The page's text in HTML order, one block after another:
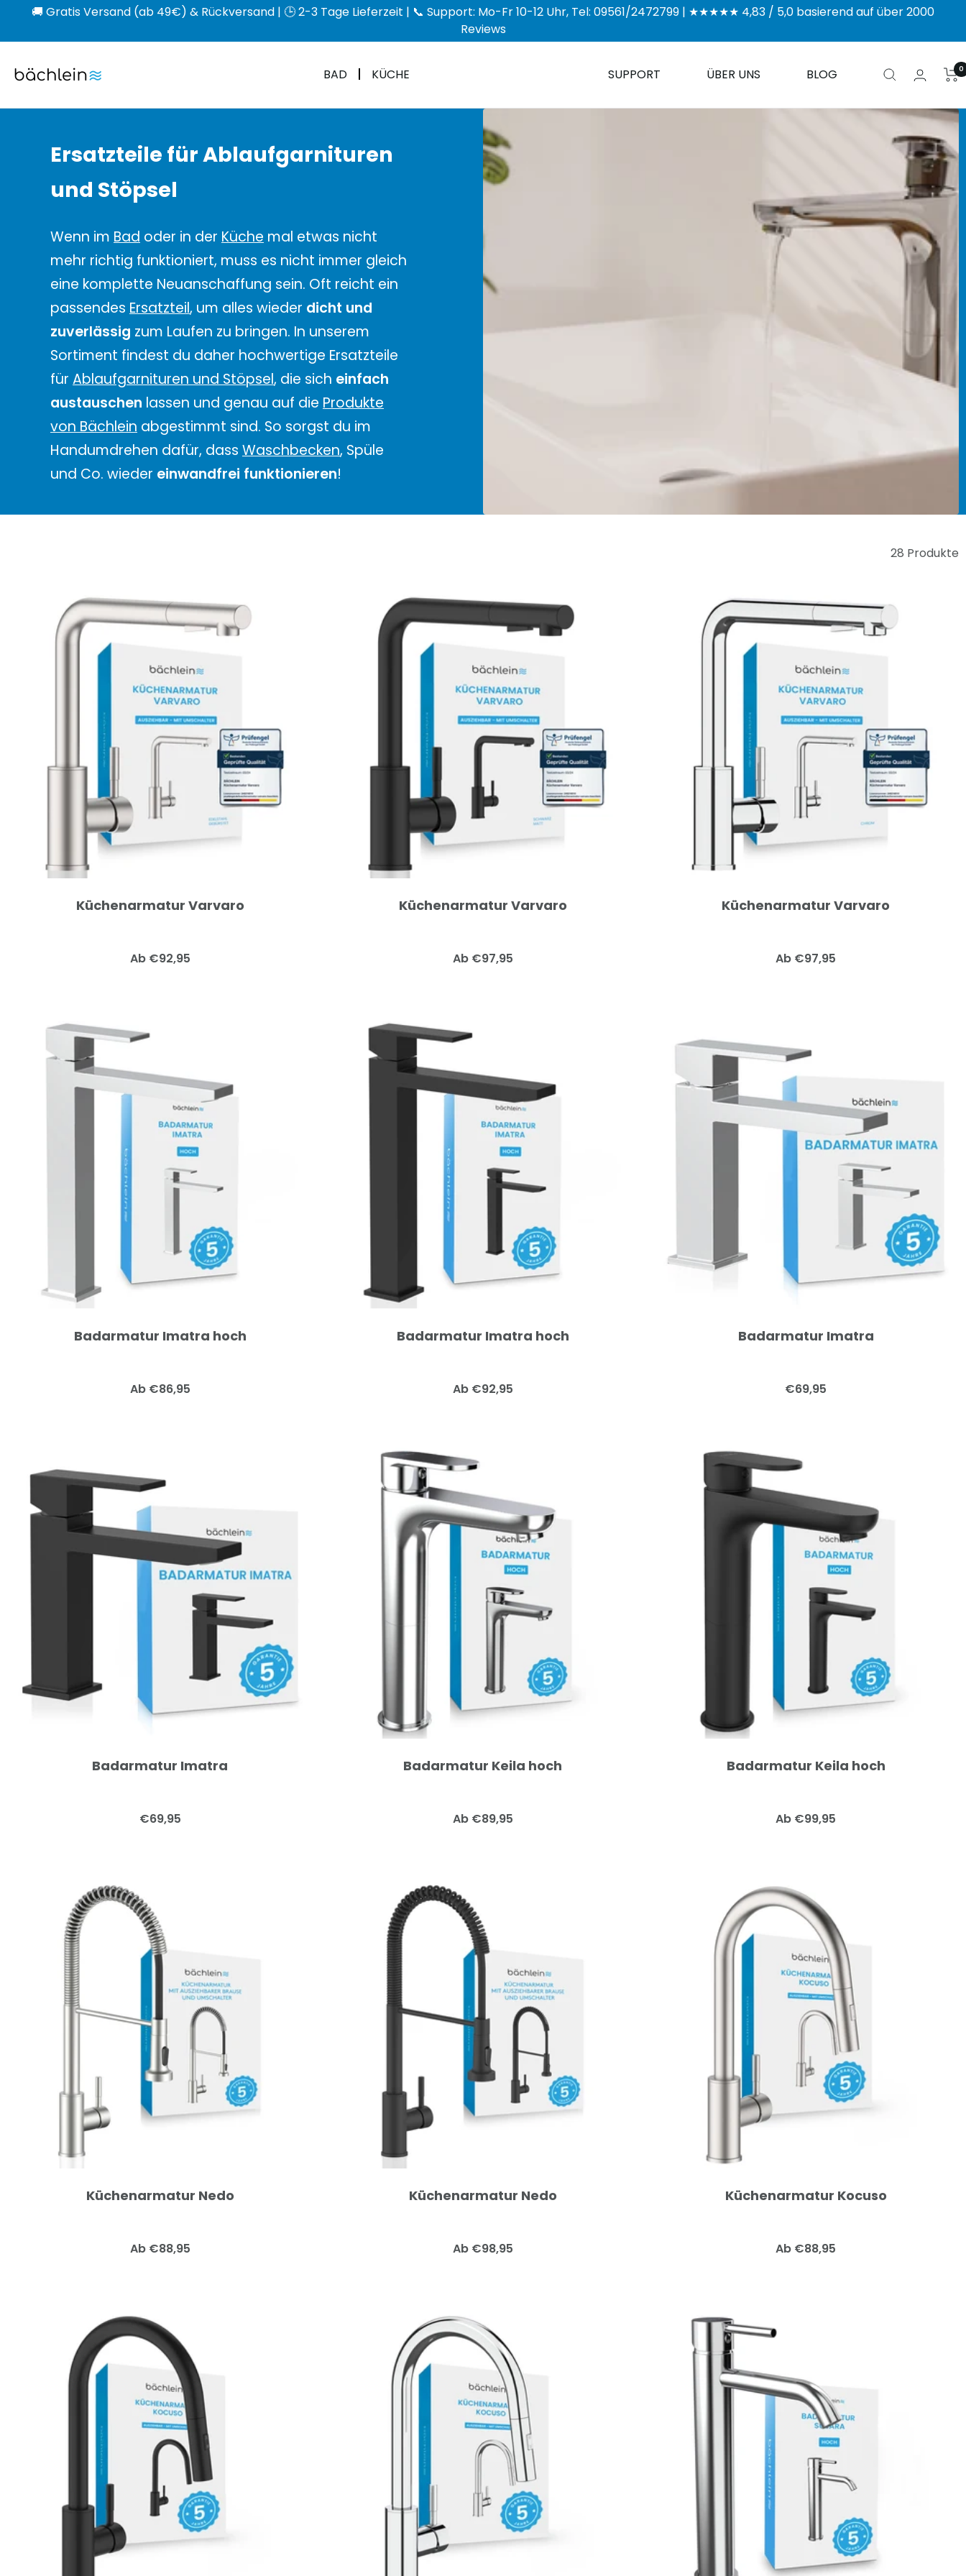
🚚 Gratis Versand (ab 49€) & Rückversand | 🕒 2-3 Tage Lieferzeit | 📞 Support: Mo-Fr 10-12 Uhr, Tel: 09561/2472799 | ★★★★★ 4,83 / 5,0 basierend auf über 2000
Reviews
zum
BAD KÜCHE SUPPORT ÜBER UNS BLOG
Bächlein 0
Ersatzteile für Ablaufgarnituren
und Stöpsel
Wenn im Bad oder in der Küche mal etwas nicht
mehr richtig funktioniert, muss es nicht immer gleich
eine komplette Neuanschaffung sein. Oft reicht ein
passendes Ersatzteil, um alles wieder dicht und
zuverlässig zum Laufen zu bringen. In unserem
Sortiment findest du daher hochwertige Ersatzteile
für Ablaufgarnituren und Stöpsel, die sich einfach
austauschen lassen und genau auf die Produkte
von Bächlein abgestimmt sind. So sorgst du im
Handumdrehen dafür, dass Waschbecken, Spüle
und Co. wieder einwandfrei funktionieren!
28 Produkte
Küchenarmatur Varvaro
Angebotspreis
Ab €92,95
Küchenarmatur Varvaro
Angebotspreis
Ab €97,95
Küchenarmatur Varvaro
Angebotspreis
Ab €97,95
Badarmatur Imatra hoch
Angebotspreis
Ab €86,95
Badarmatur Imatra hoch
Angebotspreis
Ab €92,95
Badarmatur Imatra
Angebotspreis
€69,95
Badarmatur Imatra
Angebotspreis
€69,95
Badarmatur Keila hoch
Angebotspreis
Ab €89,95
Badarmatur Keila hoch
Angebotspreis
Ab €99,95
Küchenarmatur Nedo
Angebotspreis
Ab €88,95
Küchenarmatur Nedo
Angebotspreis
Ab €98,95
Küchenarmatur Kocuso
Angebotspreis
Ab €88,95